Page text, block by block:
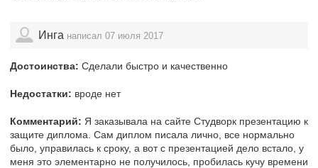
Инга написал 07 июля 2017
Достоинства: Сделали быстро и качественно
Недостатки: вроде нет
Комментарий: Я заказывала на сайте Студворк презентацию к
защите диплома. Сам диплом писала лично, все нормально
было, управилась к сроку, а вот с презентацией дело встало, у
меня это элементарно не получилось, пробилась кучу времени